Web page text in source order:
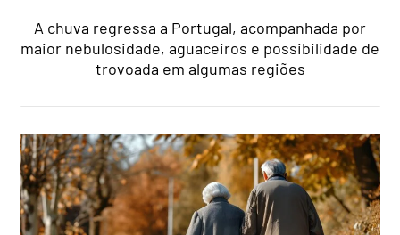
A chuva regressa a Portugal, acompanhada por
maior nebulosidade, aguaceiros e possibilidade de
trovoada em algumas regiões